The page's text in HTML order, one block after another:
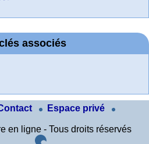
associés
Espace privé
en ligne - Tous droits réservés